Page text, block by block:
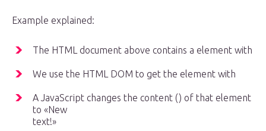
Example explained:
The HTML document above contains a element with
We use the HTML DOM to get the element with
A JavaScript changes the content () of that element
to «New
text!»